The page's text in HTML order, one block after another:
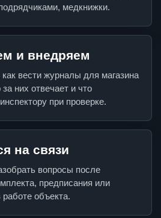
медкнижки.
и внедряем
вести журналы для магазина
них отвечает и что
при проверке.
на связи
вопросы после
предписания или
объекта.